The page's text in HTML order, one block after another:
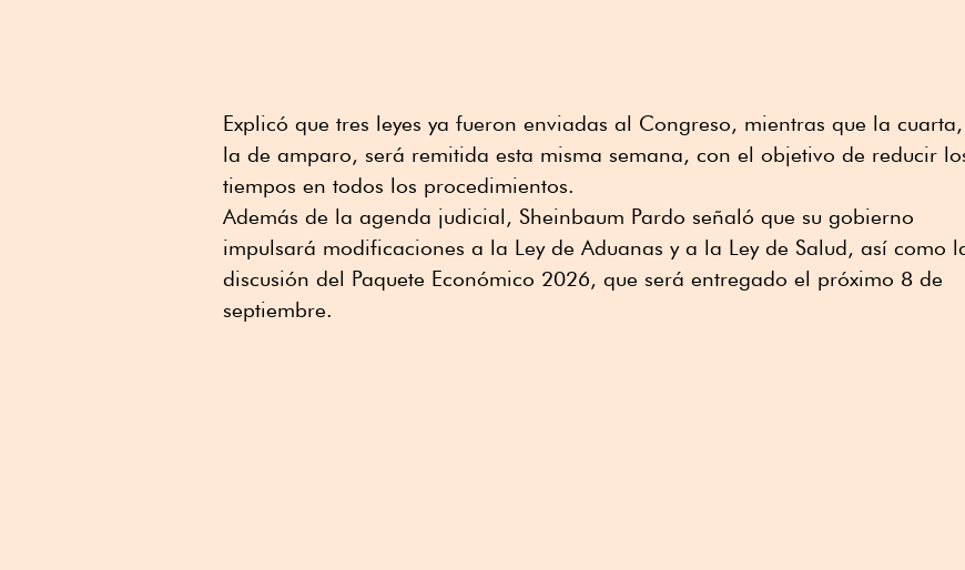
Explicó que tres leyes ya fueron enviadas al Congreso, mientras que la cuarta,
la de amparo, será remitida esta misma semana, con el objetivo de reducir
tiempos en todos los procedimientos.
Además de la agenda judicial, Sheinbaum Pardo señaló que su gobierno
impulsará modificaciones a la Ley de Aduanas y a la Ley de Salud, así como
discusión del Paquete Económico 2026, que será entregado el próximo 8 de
septiembre.